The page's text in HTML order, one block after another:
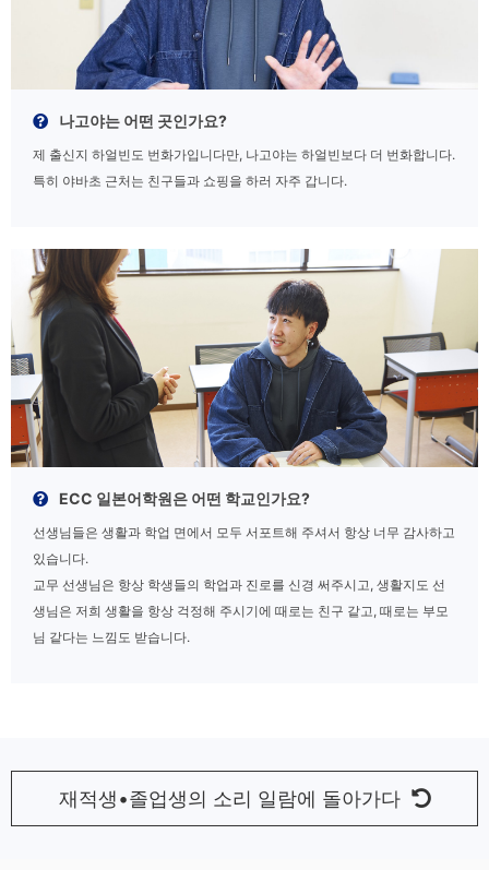
나고야는 어떤 곳인가요?
제 출신지 하얼빈도 번화가입니다만, 나고야는 하얼빈보다 더 번화합니다.
특히 야바초 근처는 친구들과 쇼핑을 하러 자주 갑니다.
ECC 일본어학원은 어떤 학교인가요?
선생님들은 생활과 학업 면에서 모두 서포트해 주셔서 항상 너무 감사하고
있습니다.
교무 선생님은 항상 학생들의 학업과 진로를 신경 써주시고, 생활지도 선
생님은 저희 생활을 항상 걱정해 주시기에 때로는 친구 같고, 때로는 부모
님 같다는 느낌도 받습니다.
재적생•졸업생의 소리 일람에 돌아가다